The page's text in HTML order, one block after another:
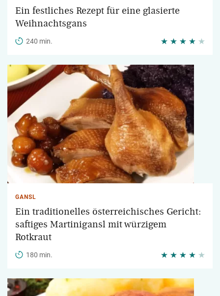
Ein festliches Rezept für eine glasierte
Weihnachtsgans
240 min.
GANSL
Ein traditionelles österreichisches Gericht:
saftiges Martinigansl mit würzigem
Rotkraut
180 min.